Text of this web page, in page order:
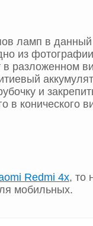
ламп в
из
разложенном
и
в конического
Redmi 4x, то
мобильных.